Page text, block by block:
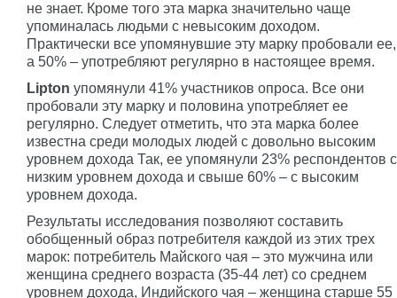
не знает. Кроме того эта марка значительно чаще
упоминалась людьми с невысоким доходом.
Практически все упомянувшие эту марку пробовали ее,
а 50% – употребляют регулярно в настоящее время.
Lipton упомянули 41% участников опроса. Все они
пробовали эту марку и половина употребляет ее
регулярно. Следует отметить, что эта марка более
известна среди молодых людей с довольно высоким
уровнем дохода Так, ее упомянули 23% респондентов с
низким уровнем дохода и свыше 60% – с высоким
уровнем дохода.
Результаты исследования позволяют составить
обобщенный образ потребителя каждой из этих трех
марок: потребитель Майского чая – это мужчина или
женщина среднего возраста (35-44 лет) со среднем
уровнем дохода, Индийского чая – женщина старше 55